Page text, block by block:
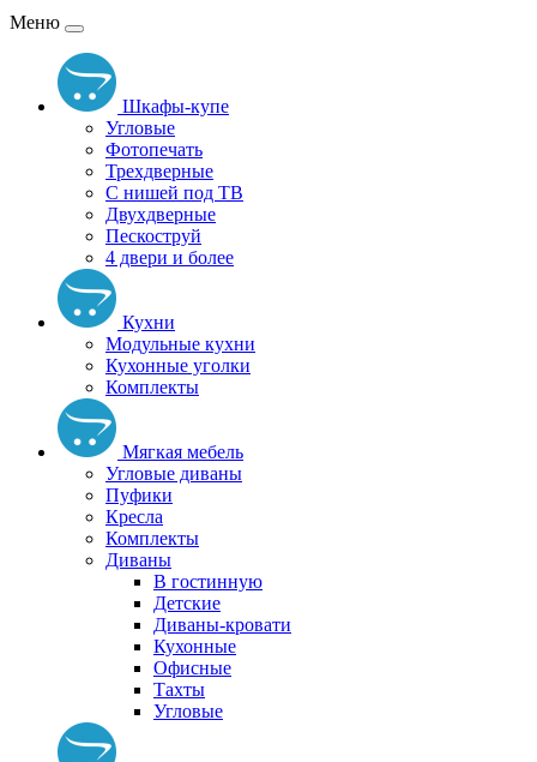
Меню
Шкафы-купе
Угловые
Фотопечать
Трехдверные
С нишей под ТВ
Двухдверные
Пескоструй
4 двери и более
Кухни
Модульные кухни
Кухонные уголки
Комплекты
Мягкая мебель
Угловые диваны
Пуфики
Кресла
Комплекты
Диваны
В гостинную
Детские
Диваны-кровати
Кухонные
Офисные
Тахты
Угловые